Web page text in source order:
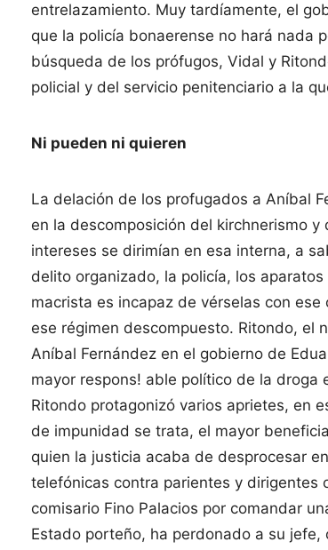
entrelazamiento. Muy tardíamente, el
que la policía bonaerense no hará nada
búsqueda de los prófugos, Vidal y
policial y del servicio penitenciario a la
Ni pueden ni quieren
La delación de los profugados a Aníbal
en la descomposición del kirchnerismo
intereses se dirimían en esa interna, a
delito organizado, la policía, los
macrista es incapaz de vérselas con
ese régimen descompuesto. Ritondo, el
Aníbal Fernández en el gobierno de
mayor respons! able político de la droga
Ritondo protagonizó varios aprietes, en
de impunidad se trata, el mayor
quien la justicia acaba de desprocesar
telefónicas contra parientes y dirigentes
comisario Fino Palacios por comandar
Estado porteño, ha perdonado a su